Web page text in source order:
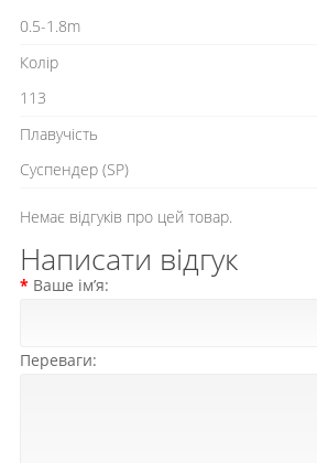
0.5-1.8m
Колір
113
Плавучість
Cуспендер (SP)
Немає відгуків про цей товар.
Написати відгук
Ваше ім’я:
Переваги: